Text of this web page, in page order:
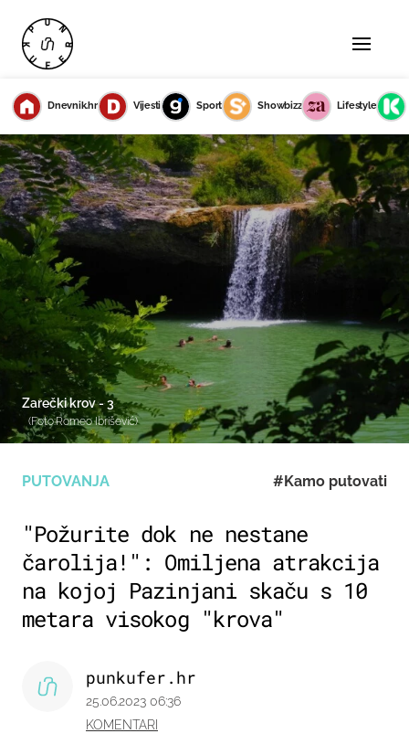
Dnevnik.hr Vijesti Sport Showbizz Lifestyle
PUTOVANJA #Kamo putovati
"Požurite dok ne nestane
čarolija!": Omiljena atrakcija
na kojoj Pazinjani skaču s 10
metara visokog "krova"
punkufer.hr
25.06.2023 06:36
KOMENTARI
Zarečki krov - 3
(Foto:Romeo Ibrišević)